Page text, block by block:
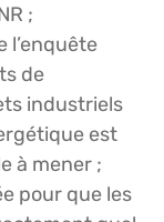
;
l’enquête
de
industriels
est
à mener ;
pour que les